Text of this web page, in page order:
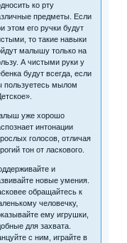
ко рту
предметы. Если
этом его ручки будут
то такие навыки
малышу только на
А чистыми руки у
будут всегда, если
пользуетесь мылом
уже хорошо
интонации
голосов, отличая
тон от ласкового.
и
новые умения.
обращайтесь к
человечку,
ему игрушки,
для захвата.
с ним, играйте в